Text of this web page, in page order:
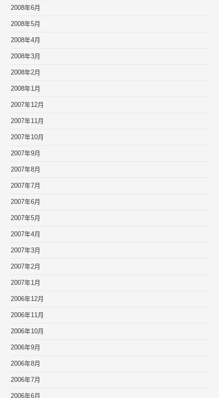
2008年6月
2008年5月
2008年4月
2008年3月
2008年2月
2008年1月
2007年12月
2007年11月
2007年10月
2007年9月
2007年8月
2007年7月
2007年6月
2007年5月
2007年4月
2007年3月
2007年2月
2007年1月
2006年12月
2006年11月
2006年10月
2006年9月
2006年8月
2006年7月
2006年6月